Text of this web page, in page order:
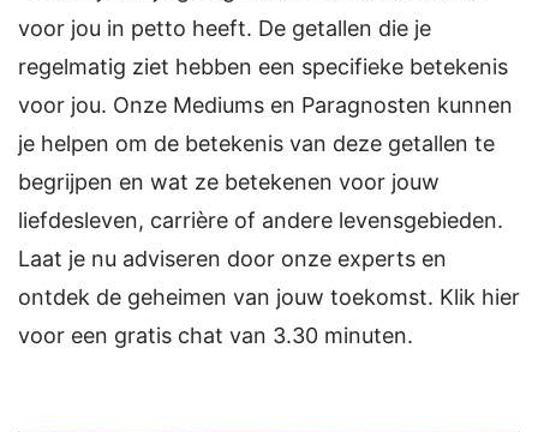
voor jou in petto heeft. De getallen die je
regelmatig ziet hebben een specifieke betekenis
voor jou. Onze Mediums en Paragnosten kunnen
je helpen om de betekenis van deze getallen te
begrijpen en wat ze betekenen voor jouw
liefdesleven, carrière of andere levensgebieden.
Laat je nu adviseren door onze experts en
ontdek de geheimen van jouw toekomst. Klik hier
voor een gratis chat van 3.30 minuten.